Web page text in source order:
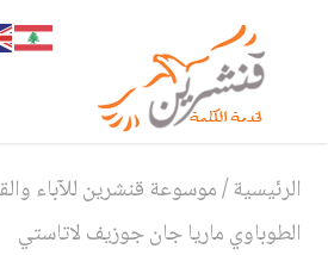
الرئيسية/موسوعة قنشرين للآباء
الطوباوي ماريا جان جوزيف لاتاستي